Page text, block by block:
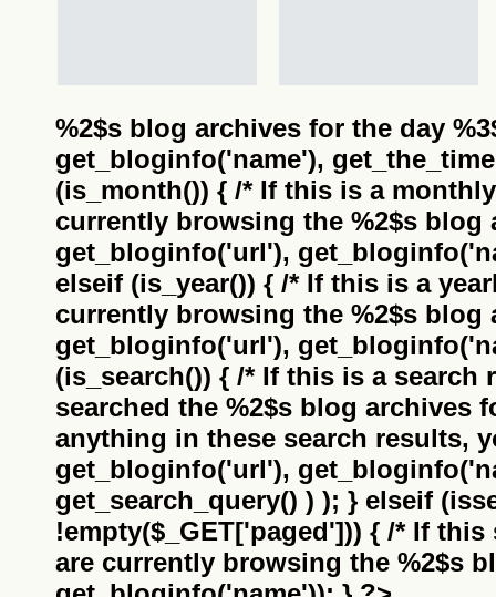
%2$s blog archives for the day
get_bloginfo('name'),
(is_month()) { /* If this is a
currently browsing the %2$s blog
get_bloginfo('url'),
elseif (is_year()) { /* If this is a
currently browsing the %2$s blog
get_bloginfo('url'),
(is_search()) { /* If this is a search
searched the %2$s blog archives
anything in these search results,
get_bloginfo('url'),
get_search_query() ) ); } elseif
!empty($_GET['paged'])) { /* If
are currently browsing the %2$s